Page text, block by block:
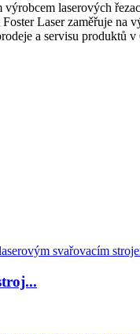
laserových
Laser zaměřuje
a servisu produktů